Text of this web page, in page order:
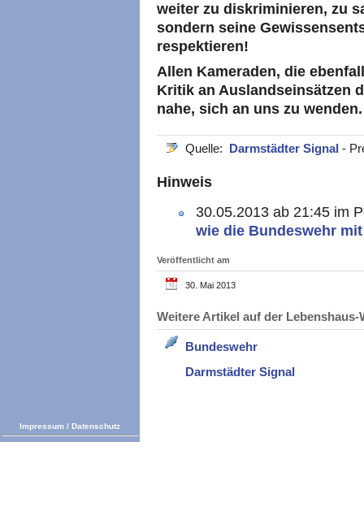
weiter zu diskriminieren, zu
sondern seine
respektieren!
Allen Kameraden, die
Kritik an Auslandseinsätzen
nahe, sich an uns zu wenden.
Quelle: Darmstädter Signal -
Hinweis
30.05.2013 ab 21:45 im
wie die Bundeswehr
Veröffentlicht am
30. Mai 2013
Weitere Artikel auf der
Bundeswehr
Darmstädter Signal
Impressum / Datenschutz